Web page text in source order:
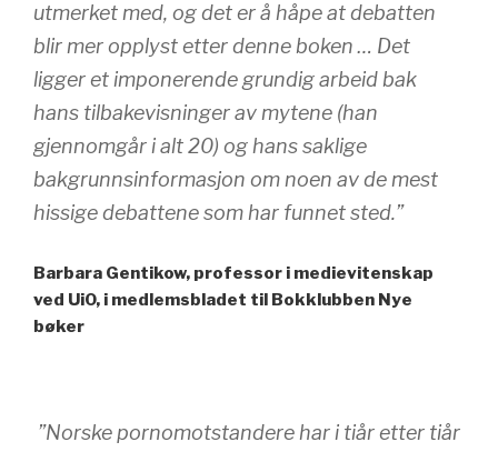
utmerket med, og det er å håpe at debatten
blir mer opplyst etter denne boken … Det
ligger et imponerende grundig arbeid bak
hans tilbakevisninger av mytene (han
gjennomgår i alt 20) og hans saklige
bakgrunnsinformasjon om noen av de mest
hissige debattene som har funnet sted.”
Barbara Gentikow, professor i medievitenskap
ved UiO, i medlemsbladet til Bokklubben Nye
bøker
”Norske pornomotstandere har i tiår etter tiår